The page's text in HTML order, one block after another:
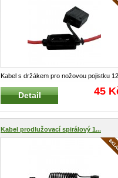
Kabel s držákem pro nožovou pojistku 12
- 32V Kabel s držákem pro el
Detail 45
Kabel prodlužovací spirálový 1...